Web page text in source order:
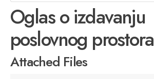
Oglas o izdavanju
poslovnog prostora
Attached Files